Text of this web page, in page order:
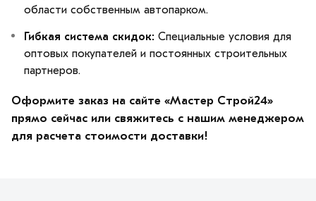
области собственным автопарком.
Гибкая система скидок: Специальные условия для
оптовых покупателей и постоянных строительных
партнеров.
Оформите заказ на сайте «Мастер Строй24»
прямо сейчас или свяжитесь с нашим менеджером
для расчета стоимости доставки!